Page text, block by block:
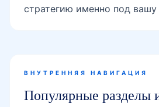
стратегию именно под вашу
ВНУТРЕННЯЯ НАВИГАЦИЯ
Популярные разделы